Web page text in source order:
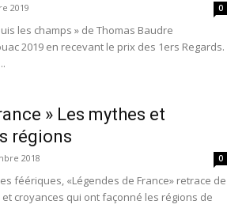
2019 0
les champs » de Thomas Baudre
2019 en recevant le prix des 1ers Regards.
» Les mythes et
régions
2018 0
féériques, «Légendes de France» retrace de
croyances qui ont façonné les régions de